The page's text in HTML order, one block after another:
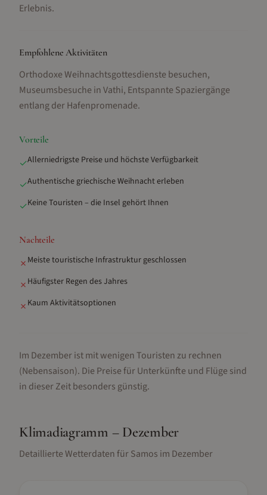
Erlebnis.
Empfohlene Aktivitäten
Orthodoxe Weihnachtsgottesdienste besuchen,
Museumsbesuche in Vathi, Entspannte Spaziergänge
entlang der Hafenpromenade.
Vorteile
✓Allerniedrigste Preise und höchste Verfügbarkeit
✓Authentische griechische Weihnacht erleben
✓Keine Touristen – die Insel gehört Ihnen
Nachteile
✗ Meiste touristische Infrastruktur geschlossen
✗ Häufigster Regen des Jahres
✗ Kaum Aktivitätsoptionen
Im Dezember ist mit wenigen Touristen zu rechnen
(Nebensaison). Die Preise für Unterkünfte und Flüge sind
in dieser Zeit besonders günstig.
Klimadiagramm – Dezember
Detaillierte Wetterdaten fürSamos im Dezember